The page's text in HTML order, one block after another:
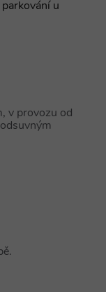
u
v provozu od